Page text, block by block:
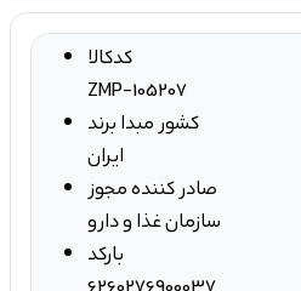
کدکالا
ZMP-105207
کشور مبدا برند
ایران
صادر کننده مجوز
سازمان غذا و دارو
بارکد